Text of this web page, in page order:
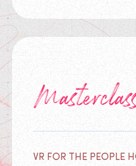
VR FOR THE PEOPLE